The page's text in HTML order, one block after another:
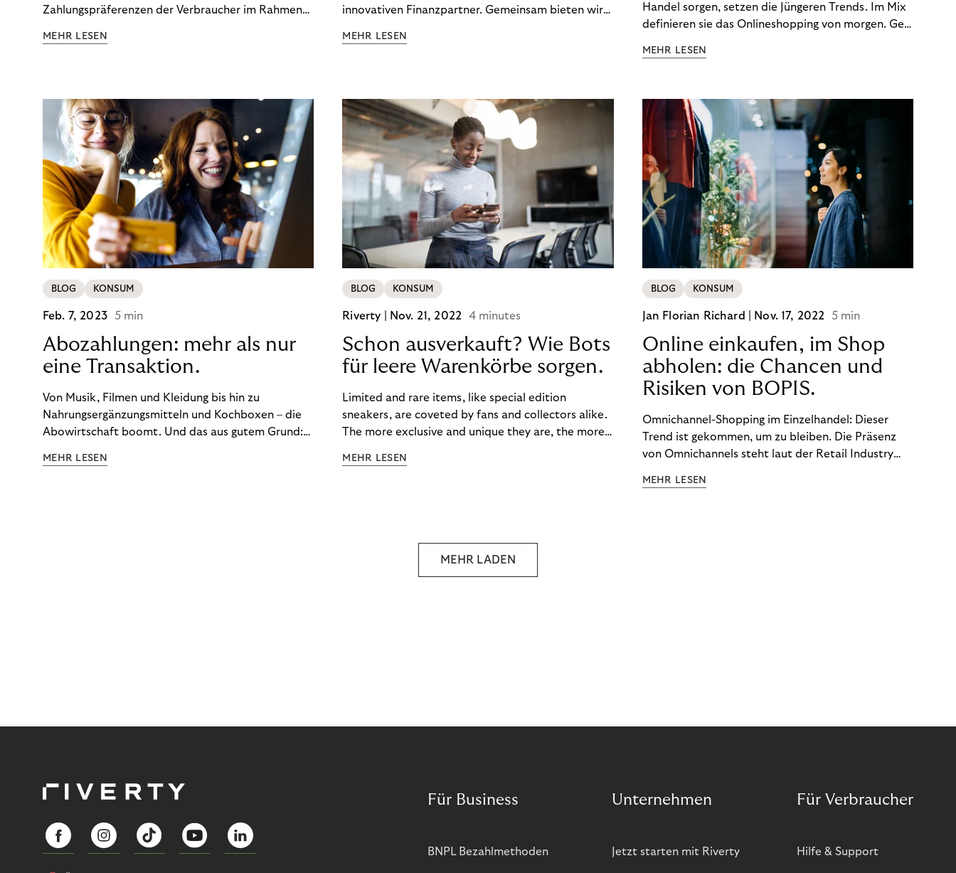
Zahlungspräferenzen der Verbraucher im Rahmen
Ergebnisse, um zu erfahren, wie Sie
MEHR LESEN
innovativen Finanzpartner. Gemeinsam bieten wir
Erlebnis.
MEHR LESEN
Handel sorgen, setzen die Jüngeren Trends. Im Mix
definieren sie das Onlineshopping von morgen. Gen
gemeinsame Leidenschaft - allerdings
angeschaut.
MEHR LESEN
BLOG KONSUM
Feb. 7, 2023 5 min
Abozahlungen: mehr als nur
eine Transaktion.
Von Musik, Filmen und Kleidung bis hin zu
Nahrungsergänzungsmitteln und Kochboxen – die
Abowirtschaft boomt. Und das aus gutem Grund:
wünschen. Sie ermöglichen es uns, Produkte und
MEHR LESEN
BLOG KONSUM
Riverty | Nov. 21, 2022 4 minutes
Schon ausverkauft? Wie Bots
für leere Warenkörbe sorgen.
Limited and rare items, like special edition
sneakers, are coveted by fans and collectors alike.
The more exclusive and unique they are, the more
industry uses artificial scarcity, also known as a
MEHR LESEN
BLOG KONSUM
Jan Florian Richard | Nov. 17, 2022 5 min
Online einkaufen, im Shop
abholen: die Chancen und
Risiken von BOPIS.
Omnichannel-Shopping im Einzelhandel: Dieser
Trend ist gekommen, um zu bleiben. Die Präsenz
von Omnichannels steht laut der Retail Industry
nicht mehr verzichtet werden kann. Ein fester
MEHR LESEN
MEHR LADEN
Für Business
BNPL Bezahlmethoden
Unternehmen
Jetzt starten mit Riverty
Für Verbraucher
Hilfe & Support